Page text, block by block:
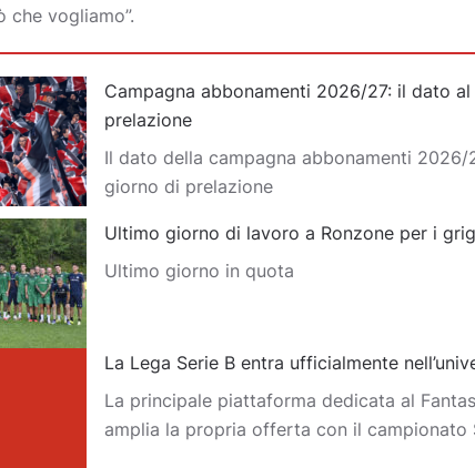
che vogliamo”.
Campagna abbonamenti 2026/27: il dato
prelazione
Il dato della campagna abbonamenti
giorno di prelazione
Ultimo giorno di lavoro a Ronzone per i
Ultimo giorno in quota
La Lega Serie B entra ufficialmente
La principale piattaforma dedicata al
amplia la propria offerta con il campionato